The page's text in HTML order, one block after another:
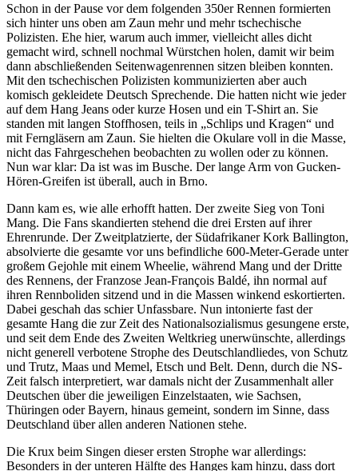
Schon in der Pause vor dem folgenden 350er Rennen formierten
sich hinter uns oben am Zaun mehr und mehr tschechische
Polizisten. Ehe hier, warum auch immer, vielleicht alles dicht
gemacht wird, schnell nochmal Würstchen holen, damit wir beim
dann abschließenden Seitenwagenrennen sitzen bleiben konnten.
Mit den tschechischen Polizisten kommunizierten aber auch
komisch gekleidete Deutsch Sprechende. Die hatten nicht wie jeder
auf dem Hang Jeans oder kurze Hosen und ein T-Shirt an. Sie
standen mit langen Stoffhosen, teils in „Schlips und Kragen“ und
mit Ferngläsern am Zaun. Sie hielten die Okulare voll in die Masse,
nicht das Fahrgeschehen beobachten zu wollen oder zu können.
Nun war klar: Da ist was im Busche. Der lange Arm von Gucken-
Hören-Greifen ist überall, auch in Brno.
Dann kam es, wie alle erhofft hatten. Der zweite Sieg von Toni
Mang. Die Fans skandierten stehend die drei Ersten auf ihrer
Ehrenrunde. Der Zweitplatzierte, der Südafrikaner Kork Ballington,
absolvierte die gesamte vor uns befindliche 600-Meter-Gerade unter
großem Gejohle mit einem Wheelie, während Mang und der Dritte
des Rennens, der Franzose Jean-François Baldé, ihn normal auf
ihren Rennboliden sitzend und in die Massen winkend eskortierten.
Dabei geschah das schier Unfassbare. Nun intonierte fast der
gesamte Hang die zur Zeit des Nationalsozialismus gesungene erste,
und seit dem Ende des Zweiten Weltkrieg unerwünschte, allerdings
nicht generell verbotene Strophe des Deutschlandliedes, von Schutz
und Trutz, Maas und Memel, Etsch und Belt. Denn, durch die NS-
Zeit falsch interpretiert, war damals nicht der Zusammenhalt aller
Deutschen über die jeweiligen Einzelstaaten, wie Sachsen,
Thüringen oder Bayern, hinaus gemeint, sondern im Sinne, dass
Deutschland über allen anderen Nationen stehe.
Die Krux beim Singen dieser ersten Strophe war allerdings:
Besonders in der unteren Hälfte des Hanges kam hinzu, dass dort